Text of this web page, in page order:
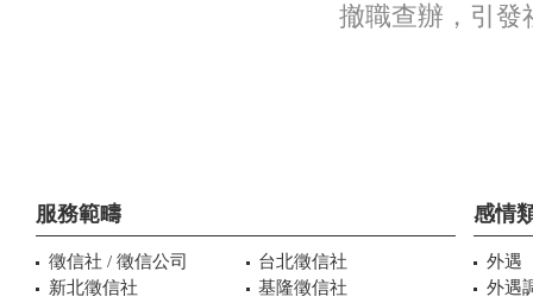
撤職查辦，引
服務範疇
徵信社 / 徵信公司
台北徵信社
新北徵信社
基隆徵信社
感情
外遇
外遇